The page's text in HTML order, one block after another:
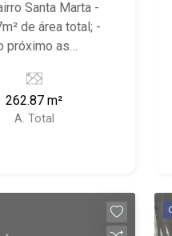
Santa Marta -
de área total; -
próximo as
de
262.87 m²
A. Total